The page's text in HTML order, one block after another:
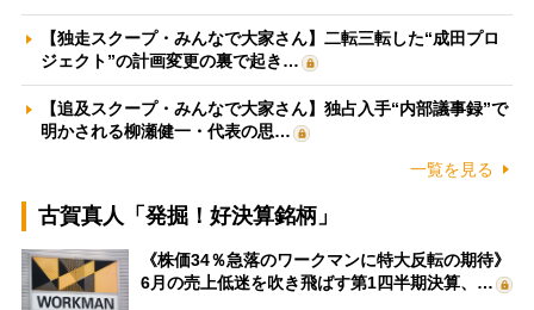
【独走スクープ・みんなで大家さん】二転三転した“成田プロ
ジェクト”の計画変更の裏で起き…
【追及スクープ・みんなで大家さん】独占入手“内部議事録”で
明かされる柳瀬健一・代表の思…
一覧を見る
古賀真人「発掘！好決算銘柄」
《株価34％急落のワークマンに特大反転の期待》
6月の売上低迷を吹き飛ばす第1四半期決算、…